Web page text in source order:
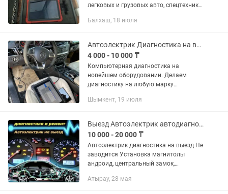
легковых и грузовых авто, спецтехники.
Выезд.
Балхаш, 18 июля
Автоэлектрик Диагностика на выезд Автодиагностика
4 000 - 10 000 ₸
Компьютерная диагностика на
новейшем оборудовании. Делаем
диагностику на любую марку
2022 года. Удаление ошибок.
автомобиля....
Шымкент, 19 июля
Выезд Автоэлектрик автодиагностика
10 000 - 20 000 ₸
Автоэлектрик диагностика на выезд Не
заводится Установка магнитолы
андроид, центральный замок,
топливного давления
Атырау, 28 мая